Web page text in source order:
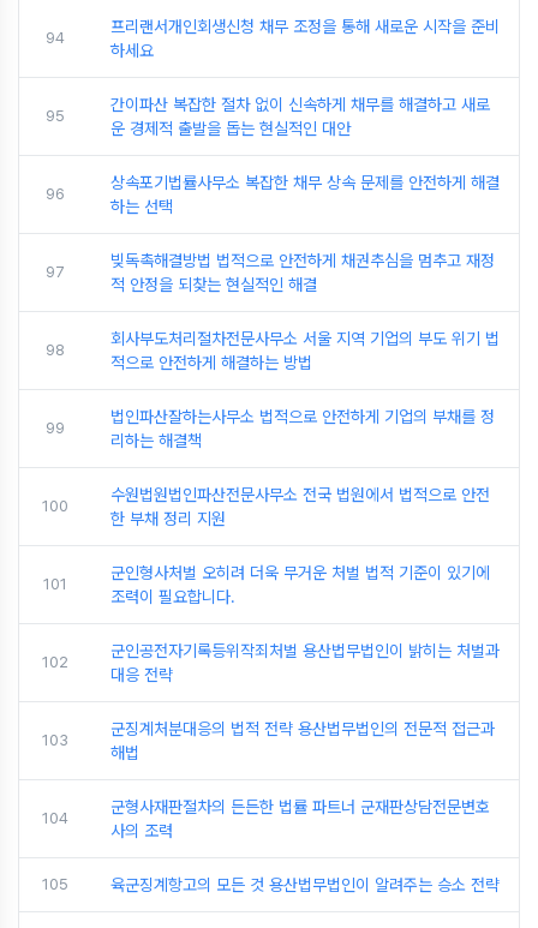
94
프리랜서개인회생신청 채무 조정을 통해 새로운 시작을 준비
하세요
95
간이파산 복잡한 절차 없이 신속하게 채무를 해결하고 새로
운 경제적 출발을 돕는 현실적인 대안
96
상속포기법률사무소 복잡한 채무 상속 문제를 안전하게 해결
하는 선택
97
빚독촉해결방법 법적으로 안전하게 채권추심을 멈추고 재정
적 안정을 되찾는 현실적인 해결
98
회사부도처리절차전문사무소 서울 지역 기업의 부도 위기 법
적으로 안전하게 해결하는 방법
99
법인파산잘하는사무소 법적으로 안전하게 기업의 부채를 정
리하는 해결책
100
수원법원법인파산전문사무소 전국 법원에서 법적으로 안전
한 부채 정리 지원
101
군인형사처벌 오히려 더욱 무거운 처벌 법적 기준이 있기에
조력이 필요합니다.
102
군인공전자기록등위작죄처벌 용산법무법인이 밝히는 처벌과
대응 전략
103
군징계처분대응의 법적 전략 용산법무법인의 전문적 접근과
해법
104
군형사재판절차의 든든한 법률 파트너 군재판상담전문변호
사의 조력
105 육군징계항고의 모든 것 용산법무법인이 알려주는 승소 전략